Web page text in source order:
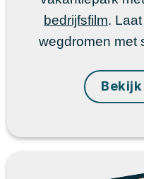
bedrijfsfilm.
wegdromen met